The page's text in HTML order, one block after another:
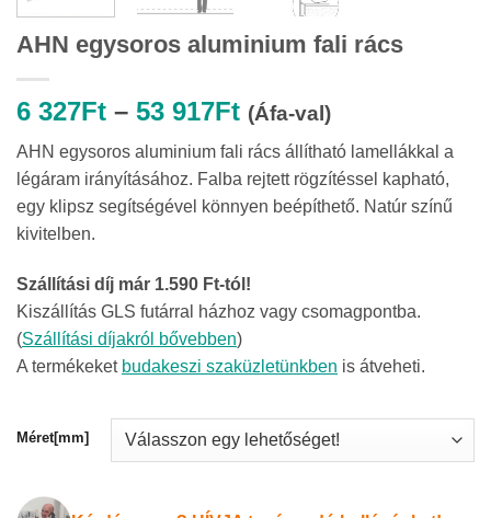
AHN egysoros aluminium fali rács
6 327Ft – 53 917FtÁrtartomány:
327Ft
-
53
(Áfa-val)
AHN egysoros aluminium fali rács állítható lamellákkal a
légáram irányításához. Falba rejtett rögzítéssel kapható,
egy klipsz segítségével könnyen beépíthető. Natúr színű
kivitelben.
Szállítási díj már 1.590 Ft-tól!
Kiszállítás GLS futárral házhoz vagy csomagpontba.
(Szállítási díjakról bővebben)
A termékeket budakeszi szaküzletünkben is átveheti.
Méret[mm]